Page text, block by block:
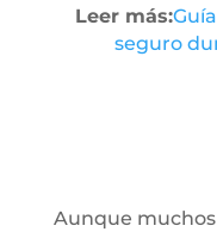
Leer más:
seguro
Aunque